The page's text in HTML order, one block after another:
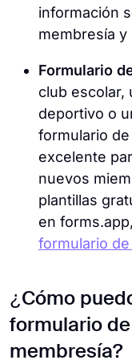
información
membresía
Formulario
club escolar,
deportivo o
formulario
excelente
nuevos
plantillas
en
formulario
¿Cómo
formulario
membresía?